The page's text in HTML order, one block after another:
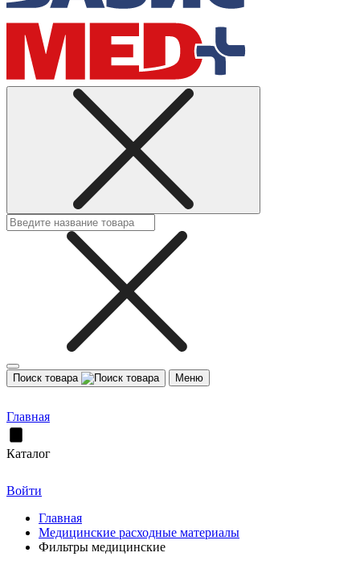
Поиск товара Меню
Главная
Каталог
Войти
Главная
Медицинские расходные материалы
Фильтры медицинские